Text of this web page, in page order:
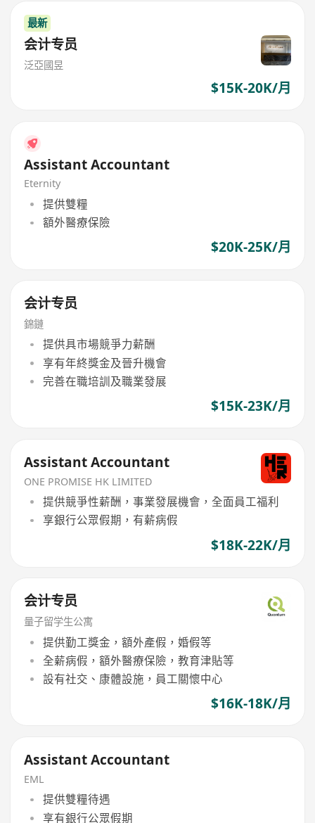
最新
会计专员
泛亞國昱
$15K-20K/月
Assistant Accountant
Eternity
提供雙糧
額外醫療保險
$20K-25K/月
会计专员
錦鏈
提供具市場競爭力薪酬
享有年終獎金及晉升機會
完善在職培訓及職業發展
$15K-23K/月
Assistant Accountant
ONE PROMISE HK LIMITED
提供競爭性薪酬，事業發展機會，全面員工福利
享銀行公眾假期，有薪病假
$18K-22K/月
会计专员
量子留学生公寓
提供勤工獎金，額外產假，婚假等
全薪病假，額外醫療保險，教育津貼等
設有社交、康體設施，員工關懷中心
$16K-18K/月
Assistant Accountant
EML
提供雙糧待遇
享有銀行公眾假期